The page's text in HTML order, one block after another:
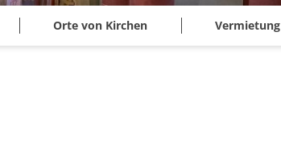
Orte von Kirchen Vermietung